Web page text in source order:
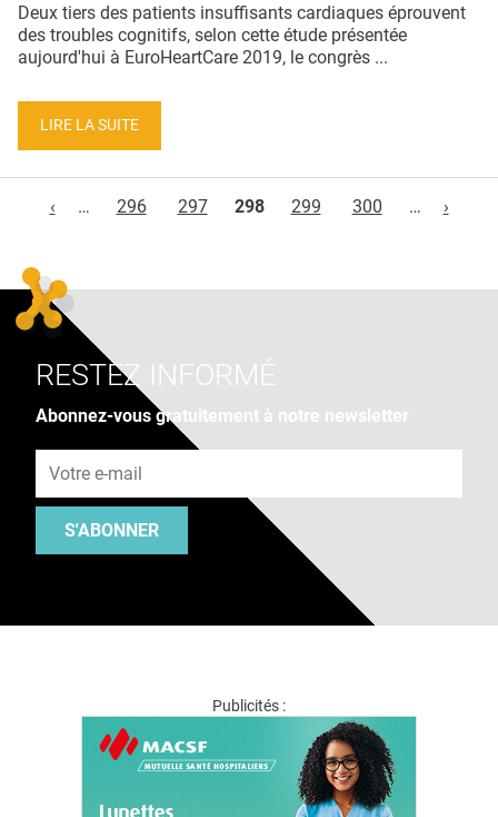
Deux tiers des patients insuffisants cardiaques éprouvent
des troubles cognitifs, selon cette étude présentée
aujourd'hui à EuroHeartCare 2019, le congrès ...
LIRE LA SUITE
‹
… 296 297 298 299 300 … ›
RESTEZ INFORMÉ
Abonnez-vous gratuitement à notre newsletter
S'ABONNER
Publicités :